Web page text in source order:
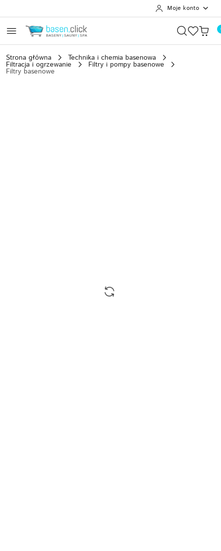
Moje konto
Strona główna Technika i chemia basenowa
Filtracja i ogrzewanie Filtry i pompy basenowe
Filtry basenowe